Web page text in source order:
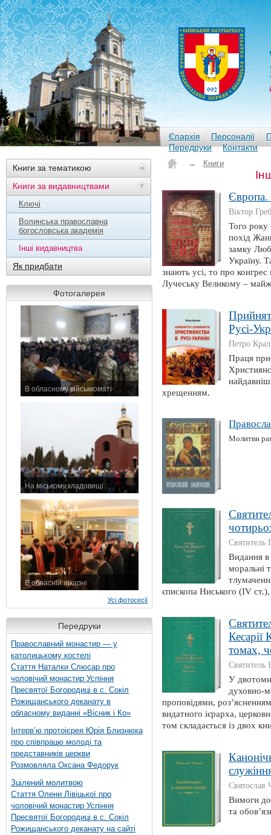
Єпархія Персоналії
Передруки
Контакти
Книги за тематикою
Книги за видавництвами
Ключі
Волинська православна
богословська академія
Інші видавництва
Як придбати
Фотогалерея
В обласному військкоматі
На міському кладовищі
В обласній лікарні
Усі фотосесії
Передруки
Православний монастир — у
католицькому костелі
Стаття Наталки Слюсар про
чоловічий монастир Успіння
Пресвятої Богородиці в с. Сокіл
Рожищанського деканату в
обласному виданні «Вісник і Ко»
Інтерв’ю протоієрея Юрія Близнюка
про співпрацю молоді та
представників церкви
Розмовляла Оксана Федорук
Зцілений молитвою
Стаття Олени Лівіцької про
чоловічий монастир Успіння
Пресвятої Богородиці в с. Сокіл
Рожищанського деканату на сайті
→ Книги
Віктор
Того року
похід
замку
Україну.
знають усі, то про
Лучеську Великому –
Русі-
Петро
Праця
хрещенням.
Молитви
Святитель
Видання в
моральні
єпископа Ниського (IV
Кесарії
томах,
Святитель
У
духовно-
проповідями,
видатного ієрарха,
том складається із двох
Святослав
Вимоги до
та